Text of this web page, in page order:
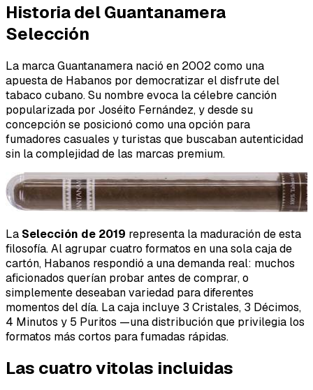
Historia del Guantanamera
Selección
La marca Guantanamera nació en 2002 como una
apuesta de Habanos por democratizar el disfrute del
tabaco cubano. Su nombre evoca la célebre canción
popularizada por Joséito Fernández, y desde su
concepción se posicionó como una opción para
fumadores casuales y turistas que buscaban autenticidad
sin la complejidad de las marcas premium.
La Selección de 2019 representa la maduración de esta
filosofía. Al agrupar cuatro formatos en una sola caja de
cartón, Habanos respondió a una demanda real: muchos
aficionados querían probar antes de comprar, o
simplemente deseaban variedad para diferentes
momentos del día. La caja incluye 3 Cristales, 3 Décimos,
4 Minutos y 5 Puritos —una distribución que privilegia los
formatos más cortos para fumadas rápidas.
Las cuatro vitolas incluidas